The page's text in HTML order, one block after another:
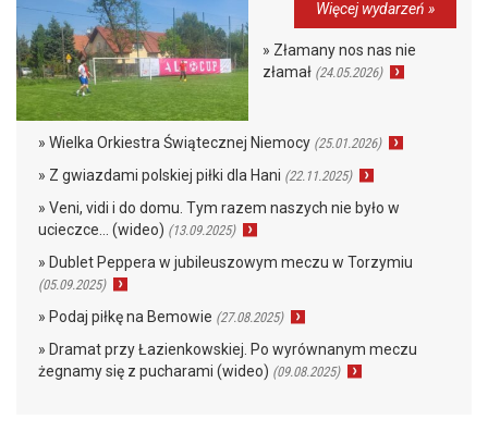
Więcej wydarzeń »
» Złamany nos nas nie
złamał (24.05.2026)
» Wielka Orkiestra Świątecznej Niemocy (25.01.2026)
» Z gwiazdami polskiej piłki dla Hani (22.11.2025)
» Veni, vidi i do domu. Tym razem naszych nie było w
ucieczce… (wideo) (13.09.2025)
» Dublet Peppera w jubileuszowym meczu w Torzymiu
(05.09.2025)
» Podaj piłkę na Bemowie (27.08.2025)
» Dramat przy Łazienkowskiej. Po wyrównanym meczu
żegnamy się z pucharami (wideo) (09.08.2025)